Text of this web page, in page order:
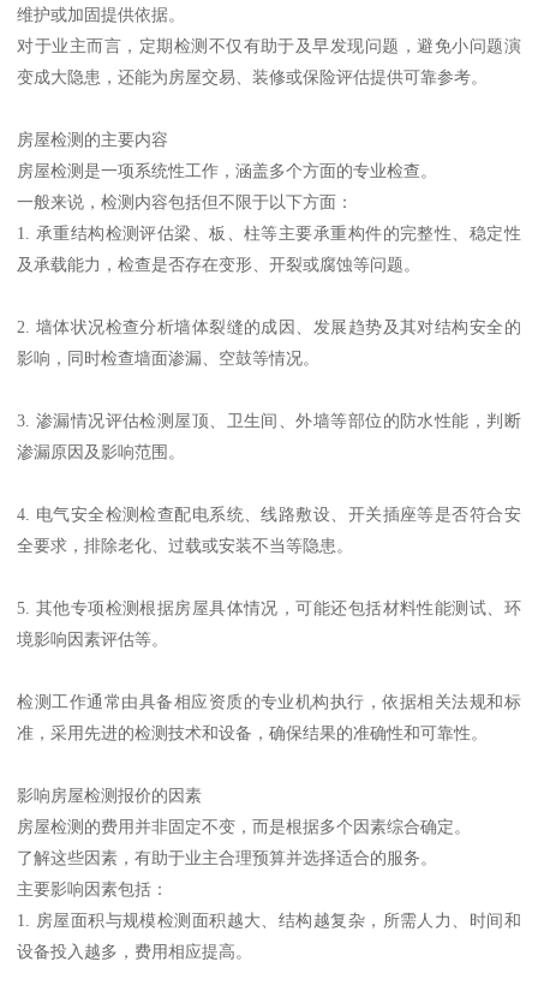
维护或加固提供依据。
对于业主而言，定期检测不仅有助于及早发现问题，避免小问题演
变成大隐患，还能为房屋交易、装修或保险评估提供可靠参考。
房屋检测的主要内容
房屋检测是一项系统性工作，涵盖多个方面的专业检查。
一般来说，检测内容包括但不限于以下方面：
1. 承重结构检测评估梁、板、柱等主要承重构件的完整性、稳定性
及承载能力，检查是否存在变形、开裂或腐蚀等问题。
2. 墙体状况检查分析墙体裂缝的成因、发展趋势及其对结构安全的
影响，同时检查墙面渗漏、空鼓等情况。
3. 渗漏情况评估检测屋顶、卫生间、外墙等部位的防水性能，判断
渗漏原因及影响范围。
4. 电气安全检测检查配电系统、线路敷设、开关插座等是否符合安
全要求，排除老化、过载或安装不当等隐患。
5. 其他专项检测根据房屋具体情况，可能还包括材料性能测试、环
境影响因素评估等。
检测工作通常由具备相应资质的专业机构执行，依据相关法规和标
准，采用先进的检测技术和设备，确保结果的准确性和可靠性。
影响房屋检测报价的因素
房屋检测的费用并非固定不变，而是根据多个因素综合确定。
了解这些因素，有助于业主合理预算并选择适合的服务。
主要影响因素包括：
1. 房屋面积与规模检测面积越大、结构越复杂，所需人力、时间和
设备投入越多，费用相应提高。